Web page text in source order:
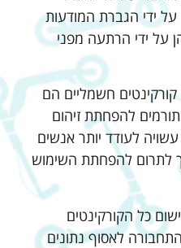
ידי הגברת המודעות
על ידי הרתעה מפני
קורקינטים חשמליים הם
להפחתת זיהום
לעודד יותר אנשים
לתרום להפחתת השימוש
כל הקורקינטים
לאסוף נתונים